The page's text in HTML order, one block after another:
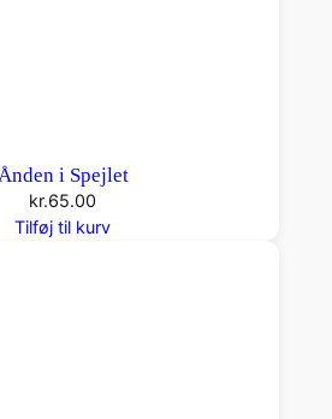
i Spejlet
kr.65.00
Tilføj til kurv